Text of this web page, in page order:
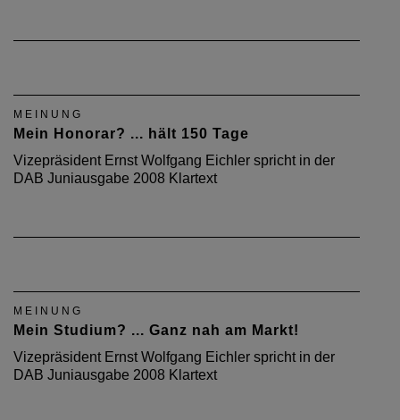
MEINUNG
Mein Honorar? ... hält 150 Tage
Vizepräsident Ernst Wolfgang Eichler spricht in der
DAB Juniausgabe 2008 Klartext
MEINUNG
Mein Studium? ... Ganz nah am Markt!
Vizepräsident Ernst Wolfgang Eichler spricht in der
DAB Juniausgabe 2008 Klartext